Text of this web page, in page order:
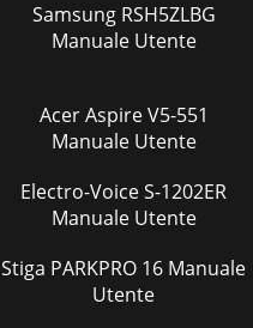
Samsung RSH5ZLBG
Manuale Utente
Acer Aspire V5-551
Manuale Utente
Electro-Voice S-1202ER
Manuale Utente
Stiga PARKPRO 16 Manuale
Utente